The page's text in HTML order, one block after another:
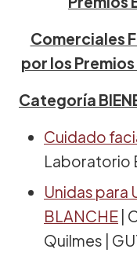
Comerciales
por los
Categoría
Cuidado
Laboratorio
Unidas para
BLANCHE |
Quilmes |